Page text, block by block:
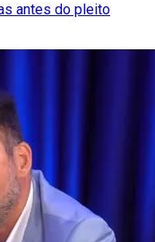
antes do pleito